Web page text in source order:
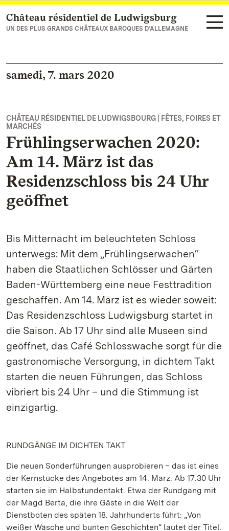
Vers la page d’accueil
Château résidentiel de Ludwigsburg
UN DES PLUS GRANDS CHÂTEAUX BAROQUES D’ALLEMAGNE
samedi, 7. mars 2020
CHÂTEAU RÉSIDENTIEL DE LUDWIGSBOURG | FÊTES, FOIRES ET
MARCHÉS
Frühlingserwachen 2020:
Am 14. März ist das
Residenzschloss bis 24 Uhr
geöffnet
Bis Mitternacht im beleuchteten Schloss
unterwegs: Mit dem „Frühlingserwachen“
haben die Staatlichen Schlösser und Gärten
Baden-Württemberg eine neue Festtradition
geschaffen. Am 14. März ist es wieder soweit:
Das Residenzschloss Ludwigsburg startet in
die Saison. Ab 17 Uhr sind alle Museen sind
geöffnet, das Café Schlosswache sorgt für die
gastronomische Versorgung, in dichtem Takt
starten die neuen Führungen, das Schloss
vibriert bis 24 Uhr – und die Stimmung ist
einzigartig.
RUNDGÄNGE IM DICHTEN TAKT
Die neuen Sonderführungen ausprobieren – das ist eines
der Kernstücke des Angebotes am 14. März. Ab 17.30 Uhr
starten sie im Halbstundentakt. Etwa der Rundgang mit
der Magd Berta, die ihre Gäste in die Welt der
Dienstboten des späten 18. Jahrhunderts führt: „Von
weißer Wäsche und bunten Geschichten“ lautet der Titel.